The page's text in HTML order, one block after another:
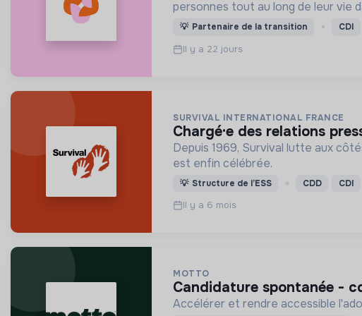
personnes tout au long de leur vie
💡 Partenaire de la transition CDI
Il y a 22 jours
SURVIVAL INTERNATIONAL FRANCE
chargé·e des relations
Depuis 1969, Survival lutte aux
est enfin célébrée.
💡 Structure de l’ESS CDD CDI
Il y a 6 mois
MOTTO
candidature spontanée -
Accélérer et rendre accessible